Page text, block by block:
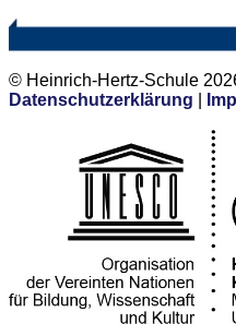
© Heinrich-Hertz-Schule
Datenschutzerklärung